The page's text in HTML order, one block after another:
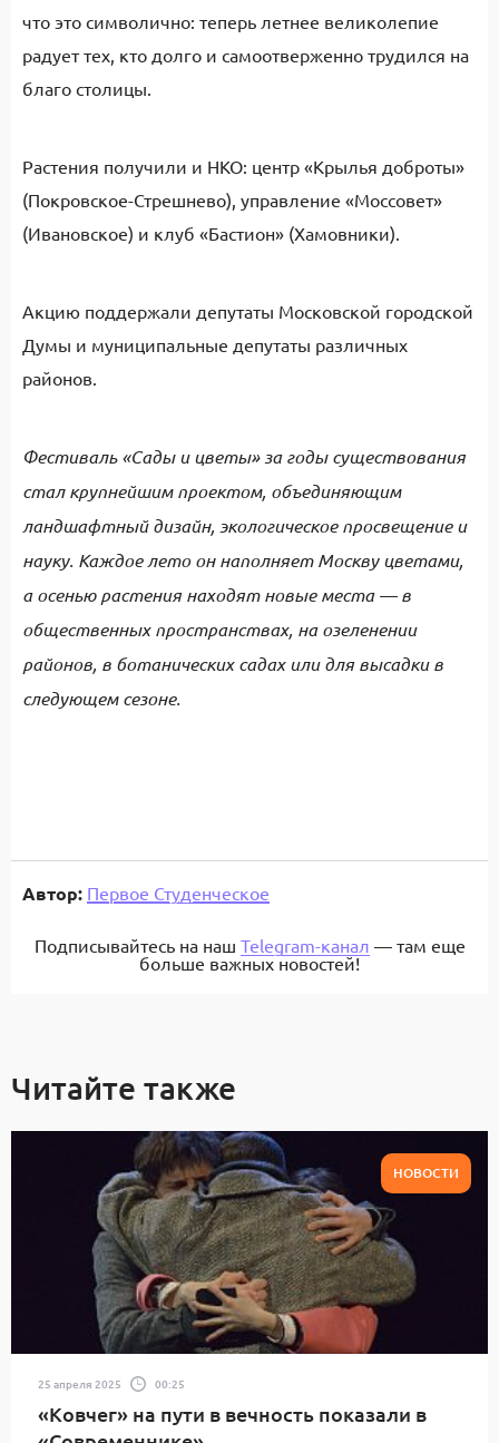
что это символично: теперь летнее великолепие
радует тех, кто долго и самоотверженно трудился на
благо столицы.
Растения получили и НКО: центр «Крылья доброты»
(Покровское-Стрешнево), управление «Моссовет»
(Ивановское) и клуб «Бастион» (Хамовники).
Акцию поддержали депутаты Московской городской
Думы и муниципальные депутаты различных
районов.
Фестиваль «Сады и цветы» за годы существования
стал крупнейшим проектом, объединяющим
ландшафтный дизайн, экологическое просвещение и
науку. Каждое лето он наполняет Москву цветами,
а осенью растения находят новые места — в
общественных пространствах, на озеленении
районов, в ботанических садах или для высадки в
следующем сезоне.
Автор: Первое Студенческое
Подписывайтесь на наш Telegram-канал — там еще
больше важных новостей!
Читайте также
НОВОСТИ
25 апреля 2025 00:25
«Ковчег» на пути в вечность показали в